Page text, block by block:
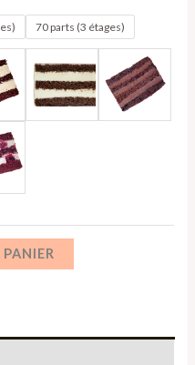
70 parts (3 étages)